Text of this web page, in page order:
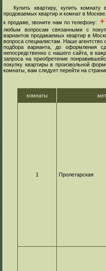
Купить квартиру, купить комнату
продоваемых квартир и комнат в
к продаже, звоните нам по телефону:
любым вопросам связанными с
вариантов продаваемых квартир в
вопроса специалистам. Наше агентство
подбора варианта, до оформления
непосредственно с нашего сайта, в
запроса на приобретение
покупку квартиры в произвольной
комнаты, вам следует перейти на
комнаты
1 Пролетарская